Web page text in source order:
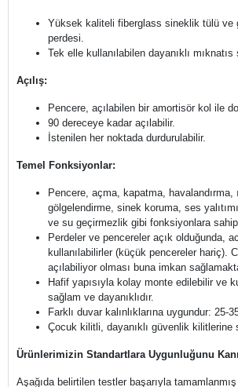
Yüksek kaliteli fiberglass sineklik tülü ve
perdesi.
Tek elle kullanılabilen dayanıklı
Açılış:
Pencere, açılabilen bir amortisör kol ile
90 dereceye kadar açılabilir.
İstenilen her noktada durdurulabilir.
Temel Fonksiyonlar:
Pencere, açma, kapatma, havalandırma,
gölgelendirme, sinek koruma, ses
ve su geçirmezlik gibi fonksiyonlara
Perdeler ve pencereler açık olduğunda,
kullanılabilirler (küçük pencereler hariç).
açılabiliyor olması buna imkan
Hafif yapısıyla kolay monte edilebilir ve
sağlam ve dayanıklıdır.
Farklı duvar kalınlıklarına uygundur: 25-
Çocuk kilitli, dayanıklı güvenlik kilitlerine
Ürünlerimizin Standartlara Uygunluğunu
Aşağıda belirtilen testler başarıyla